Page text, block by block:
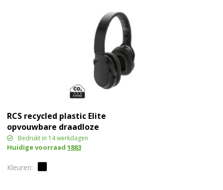
RCS recycled plastic Elite
opvouwbare draadloze
koptelefoon
Bedrukt in 14 werkdagen
Huidige voorraad1883